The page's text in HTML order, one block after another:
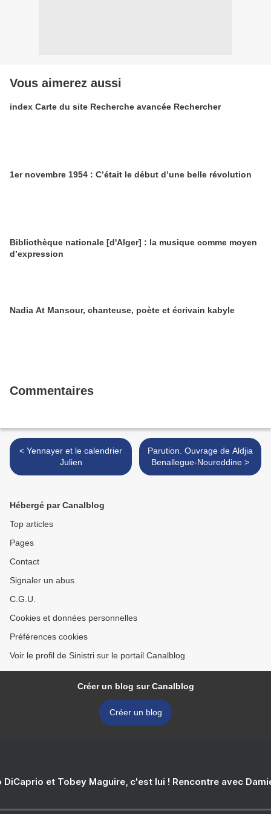
Vous aimerez aussi
index Carte du site Recherche avancée Rechercher
1er novembre 1954 : C’était le début d’une belle révolution
Bibliothèque nationale [d'Alger] : la musique comme moyen
d’expression
Nadia At Mansour, chanteuse, poète et écrivain kabyle
Commentaires
< Yennayer et le calendrier
Julien
Parution. Ouvrage de Aldjia
Benallegue-Noureddine >
Hébergé par Canalblog
Top articles
Pages
Contact
Signaler un abus
C.G.U.
Cookies et données personnelles
Préférences cookies
Voir le profil de Sinistri sur le portail Canalblog
Créer un blog sur Canalblog
Créer un blog
DiCaprio et Tobey Maguire, c'est lui ! Rencontre avec